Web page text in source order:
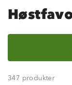
347 produkter